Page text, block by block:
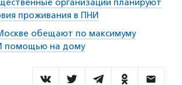
организации планируют
проживания в ПНИ
обещают по максимуму
помощью на дому